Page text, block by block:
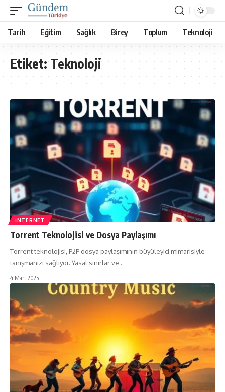
Tarih Eğitim Sağlık Birey Toplum Teknoloji
Etiket:Teknoloji
İNTERNET
Torrent Teknolojisi ve Dosya Paylaşımı
Torrent teknolojisi, P2P dosya paylaşımının büyüleyici mimarisiyle
tanışmanızı sağlıyor. Yasal sınırlar ve…
4 Mart 2025